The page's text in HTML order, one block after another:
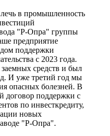
в промышленность
"Р-Опра" группы
предприятие
поддержки
с 2023 года.
средств и был
И уже третий год мы
опасных болезней. В
договор поддержки с
по инвесткредиту,
новых
"Р-Опра".